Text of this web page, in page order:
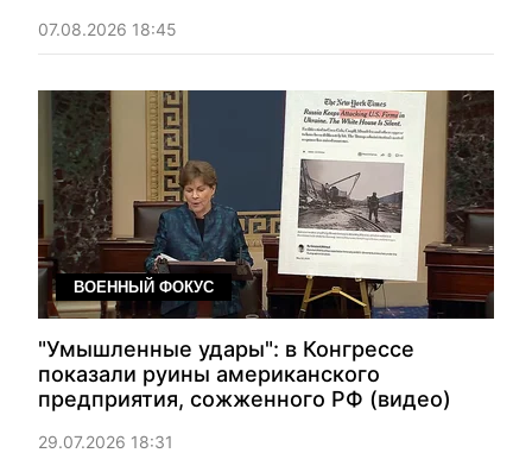
07.08.2026 18:45
ВОЕННЫЙ ФОКУС
"Умышленные удары": в Конгрессе
показали руины американского
предприятия, сожженного РФ (видео)
29.07.2026 18:31